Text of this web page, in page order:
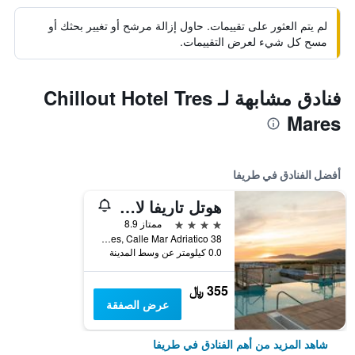
لم يتم العثور على تقييمات. حاول إزالة مرشح أو تغيير بحثك أو
مسح كل شيء لعرض التقييمات.
فنادق مشابهة لـ Chillout Hotel Tres
Mares
أفضل الفنادق في طريفا
هوتل تاريفا لانسيز، أهميمبر أوف راديسون إنديفيدوالز
4 نجوم
ممتاز 8.9
Playa de Los Lances, Calle Mar Adriatico 38, طريفا, منطقة أندلوسيا, أسبانيا
0.0 كيلومتر عن وسط المدينة
355 ﷼
عرض الصفقة
شاهد المزيد من أهم الفنادق في طريفا